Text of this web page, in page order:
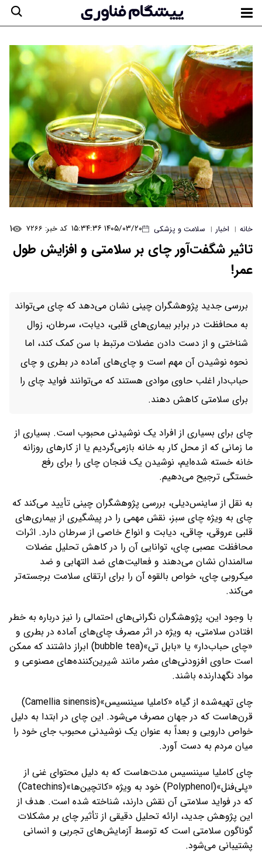
خانه | اخبار | سلامت و پزشکی ۱۴۰۵/۰۳/۲۰ ۱۵:۳۴:۳۶ کد خبر: ۷۲۶۶ ۱
تاثیر شگفت‌آور چای بر سلامتی و افزایش طول
عمر!
بررسی جدید پژوهشگران چینی نشان می‌دهد که چای می‌تواند
به محافظت در برابر بیماری‌های قلبی، دیابت، سرطان، زوال
شناختی و از دست دادن عضلات مرتبط با سن کمک کند، اما
نحوه نوشیدن آن مهم است و چای‌های آماده در بطری و چای
حباب‌دار اغلب حاوی موادی هستند که می‌توانند فواید چای را
برای سلامتی کاهش دهند.
چای برای بسیاری از افراد یک نوشیدنی محبوب است. بسیاری از
ما زمانی که از محل کار به خانه بازمی‌گردیم یا از کارهای روزانه
خانه خسته شده‌ایم، نوشیدن یک فنجان چای را برای رفع
خستگی ترجیح می‌دهیم.
به نقل از ساینس‌دیلی، بررسی پژوهشگران چینی تأیید می‌کند که
چای به ویژه چای سبز، نقش مهمی را در پیشگیری از بیماری‌های
قلبی عروقی، چاقی، دیابت و انواع خاصی از سرطان دارد. اثرات
محافظت عصبی چای، توانایی آن را در کاهش تحلیل عضلات
سالمندان نشان می‌دهند و فعالیت‌های ضد التهابی و ضد
میکروبی چای، خواص بالقوه آن را برای ارتقای سلامت برجسته‌تر
می‌کند.
با وجود این، پژوهشگران نگرانی‌های احتمالی را نیز درباره به خطر
افتادن سلامتی، به ویژه در اثر مصرف چای‌های آماده در بطری و
«چای حباب‌دار» یا «بابل تی»(bubble tea) ابراز داشتند که ممکن
است حاوی افزودنی‌های مضر مانند شیرین‌کننده‌های مصنوعی و
مواد نگهدارنده باشند.
چای تهیه‌شده از گیاه «کاملیا سیننسیس»(Camellia sinensis)
قرن‌هاست که در جهان مصرف می‌شود. این چای در ابتدا به دلیل
خواص دارویی و بعداً به عنوان یک نوشیدنی محبوب جای خود را
میان مردم به دست آورد.
چای کاملیا سیننسیس مدت‌هاست که به دلیل محتوای غنی از
«پلی‌فنل»(Polyphenol) خود به ویژه «کاتچین‌ها»(Catechins)
که در فواید سلامتی آن نقش دارند، شناخته شده است. هدف از
این پژوهش جدید، ارائه تحلیل دقیقی از تأثیر چای بر مشکلات
گوناگون سلامتی است که توسط آزمایش‌های تجربی و انسانی
پشتیبانی می‌شود.